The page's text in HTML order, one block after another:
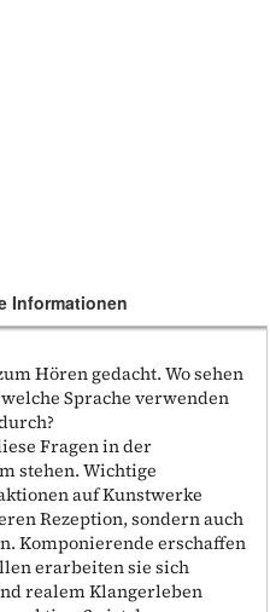
Hören gedacht. Wo sehen
Sprache verwenden
Fragen in der
stehen. Wichtige
auf Kunstwerke
Rezeption, sondern auch
Komponierende erschaffen
erarbeiten sie sich
realem Klangerleben
Informationen